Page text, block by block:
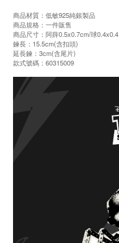
商品材質：低敏925純銀製品
商品規格：一件販售
商品尺寸：阿薛0.5x0.7cm/球0.4x0.4
鍊長：15.5cm(含扣頭)
延長鍊：3cm(含尾片)
款式號碼：60315009